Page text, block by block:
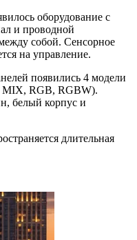
оборудование с
и проводной
собой. Сенсорное
на управление.
появились 4 модели
MIX, RGB, RGBW).
белый корпус и
длительная